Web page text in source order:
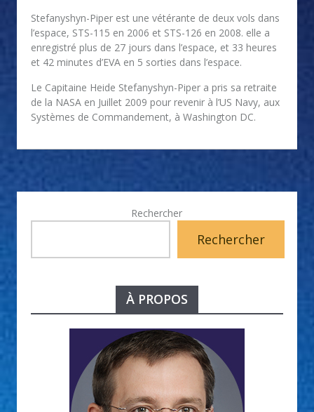
Stefanyshyn-Piper est une vétérante de deux vols dans
l’espace, STS-115 en 2006 et STS-126 en 2008. elle a
enregistré plus de 27 jours dans l’espace, et 33 heures
et 42 minutes d’EVA en 5 sorties dans l’espace.
Le Capitaine Heide Stefanyshyn-Piper a pris sa retraite
de la NASA en Juillet 2009 pour revenir à l’US Navy, aux
Systèmes de Commandement, à Washington DC.
Rechercher
Rechercher
À PROPOS